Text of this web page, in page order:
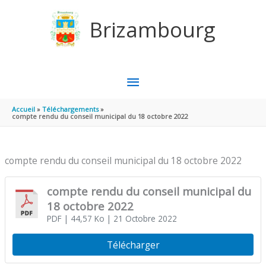
Brizambourg
MENU
PRINCIPAL
Accueil
Téléchargements
compte rendu du conseil municipal du 18 octobre 2022
compte rendu du conseil municipal du 18 octobre 2022
compte rendu du conseil municipal du
18 octobre 2022
PDF| 44,57 Ko | 21 Octobre 2022
Télécharger